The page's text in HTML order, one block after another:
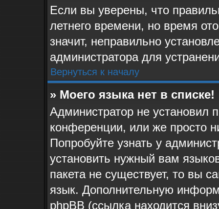
Если вы уверены, что
летнего времени, но время
значит, неправильно
администратора для
Вернуться к началу
» Моего языка нет в списке!
Администратор не установил
конференции, или же просто
Попробуйте узнать у
установить нужный вам
пакета не существует, то вы
язык. Дополнительную
phpBB (ссылка находится